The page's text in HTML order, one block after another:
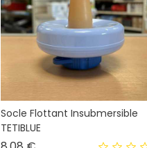
Socle Flottant Insubmersible
TETIBLUE